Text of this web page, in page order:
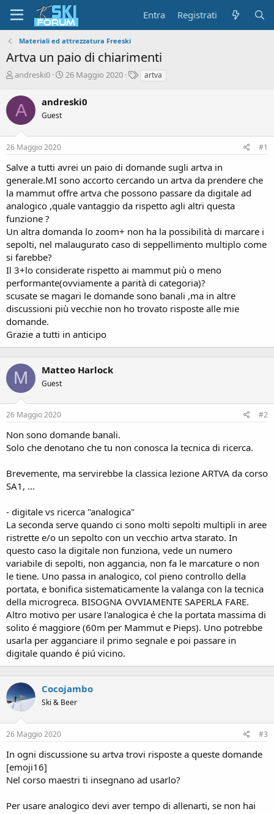
Entra Registrati
Materiali ed attrezzatura Freeski
Artva un paio di chiarimenti
A
t
o
r
d
i
s
c
u
s
s
i
o
e
andreski0
D
a
i
z
i
o
26 Maggio 2020
Tartva
A andreski0
Guest
26 Maggio 2020 #1
Salve a tutti avrei un paio di domande sugli artva in
generale.MI sono accorto cercando un artva da prendere che
la mammut offre artva che possono passare da digitale ad
analogico ,quale vantaggio da rispetto agli altri questa
funzione ?
Un altra domanda lo zoom+ non ha la possibilità di marcare i
sepolti, nel malaugurato caso di seppellimento multiplo come
si farebbe?
Il 3+lo considerate rispetto ai mammut più o meno
performante(ovviamente a parità di categoria)?
scusate se magari le domande sono banali ,ma in altre
discussioni più vecchie non ho trovato risposte alle mie
domande.
Grazie a tutti in anticipo
M Matteo Harlock
Guest
26 Maggio 2020 #2
Non sono domande banali.
Solo che denotano che tu non conosca la tecnica di ricerca.
Brevemente, ma servirebbe la classica lezione ARTVA da corso
SA1, ...
- digitale vs ricerca "analogica"
La seconda serve quando ci sono molti sepolti multipli in aree
ristrette e/o un sepolto con un vecchio artva starato. In
questo caso la digitale non funziona, vede un numero
variabile di sepolti, non aggancia, non fa le marcature o non
le tiene. Uno passa in analogico, col pieno controllo della
portata, e bonifica sistematicamente la valanga con la tecnica
della microgreca. BISOGNA OVVIAMENTE SAPERLA FARE.
Altro motivo per usare l'analogica é che la portata massima di
solito é maggiore (60m per Mammut e Pieps). Uno potrebbe
usarla per agganciare il primo segnale e poi passare in
digitale quando é piú vicino.
Cocojambo
Ski & Beer
26 Maggio 2020 #3
In ogni discussione su artva trovi risposte a queste domande
[emoji16]
Nel corso maestri ti insegnano ad usarlo?
Per usare analogico devi aver tempo di allenarti, se non hai